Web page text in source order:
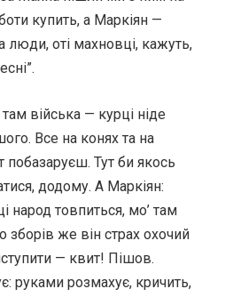
купить, а Маркіян —
оті махновці, кажуть,
війська — курці ніде
Все на конях та на
побазаруєш. Тут би якось
додому. А Маркіян:
народ товпиться, мо’ там
зборів же він страх охочий
— квит! Пішов.
руками розмахує, кричить,